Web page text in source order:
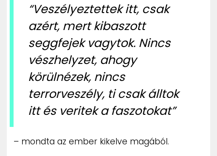
“Veszélyeztettek itt, csak
azért, mert kibaszott
seggfejek vagytok. Nincs
vészhelyzet, ahogy
körülnézek, nincs
terrorveszély, ti csak álltok
itt és veritek a faszotokat”
– mondta az ember kikelve magából.